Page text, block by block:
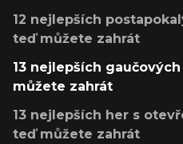
12 nejlepších
teď můžete zahrát
13 nejlepších
můžete zahrát
13 nejlepších her s
teď můžete zahrát